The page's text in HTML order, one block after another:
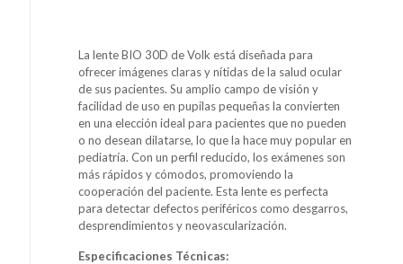
La lente BIO 30D de Volk está diseñada para
ofrecer imágenes claras y nítidas de la salud ocular
de sus pacientes. Su amplio campo de visión y
facilidad de uso en pupilas pequeñas la convierten
en una elección ideal para pacientes que no pueden
o no desean dilatarse, lo que la hace muy popular en
pediatría. Con un perfil reducido, los exámenes son
más rápidos y cómodos, promoviendo la
cooperación del paciente. Esta lente es perfecta
para detectar defectos periféricos como desgarros,
desprendimientos y neovascularización.
Especificaciones Técnicas: